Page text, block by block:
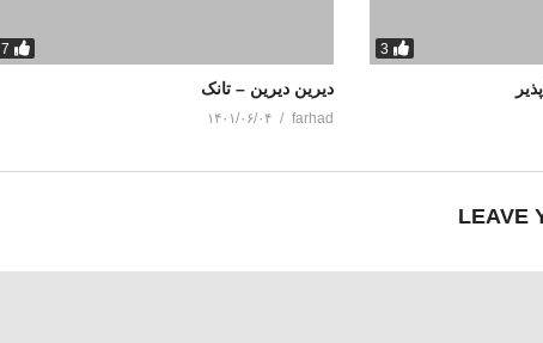
3
7
دیرین دیرین – تانک
farhad ۱۴۰۱/۰۶/۰۴
LEAVE